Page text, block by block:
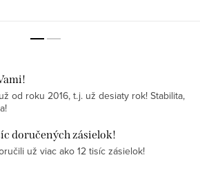
od roku 2016, t.j. už desiaty rok! Stabilita,
doručených zásielok!
už viac ako 12 tisíc zásielok!